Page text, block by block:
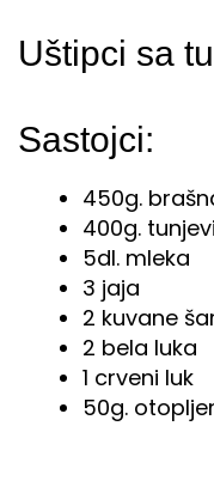
Uštipci sa
Sastojci:
450g.
400g.
5dl. mleka
3 jaja
2 kuvane
2 bela luka
1 crveni luk
50g.